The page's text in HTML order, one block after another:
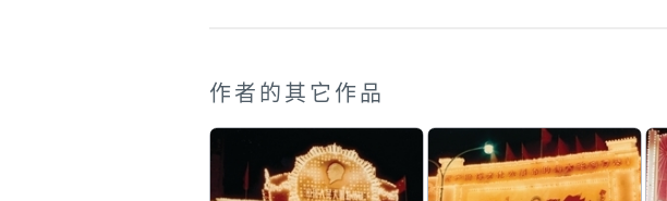
作者的其它作品